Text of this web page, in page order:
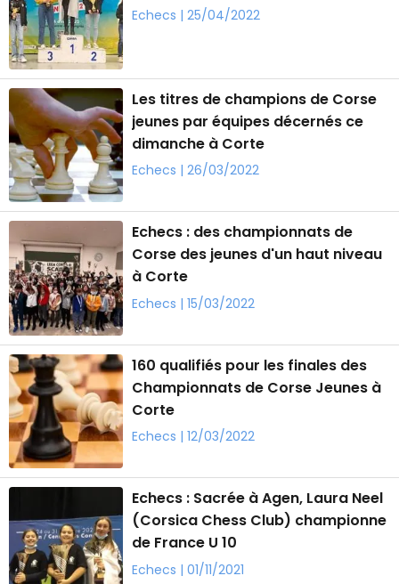
Echecs | 25/04/2022
Les titres de champions de Corse
jeunes par équipes décernés ce
dimanche à Corte
Echecs | 26/03/2022
Echecs : des championnats de
Corse des jeunes d'un haut niveau
à Corte
Echecs | 15/03/2022
160 qualifiés pour les finales des
Championnats de Corse Jeunes à
Corte
Echecs | 12/03/2022
Echecs : Sacrée à Agen, Laura Neel
(Corsica Chess Club) championne
de France U 10
Echecs | 01/11/2021